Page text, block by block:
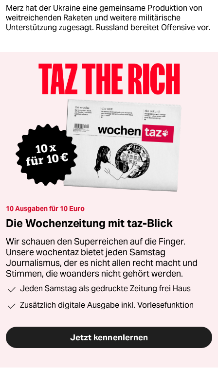
Merz hat der Ukraine eine gemeinsame Produktion von
weitreichenden Raketen und weitere militärische
Unterstützung zugesagt. Russland bereitet Offensive vor.
10 Ausgaben für 10 Euro
Die Wochenzeitung mit taz-Blick
Wir schauen den Superreichen auf die Finger.
Unsere wochentaz bietet jeden Samstag
Journalismus, der es nicht allen recht macht und
Stimmen, die woanders nicht gehört werden.
Jeden Samstag als gedruckte Zeitung frei Haus
Zusätzlich digitale Ausgabe inkl. Vorlesefunktion
Jetzt kennenlernen